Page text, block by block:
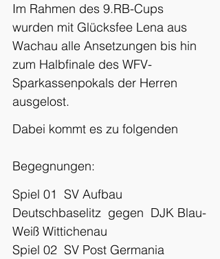
Im Rahmen des 9.RB-Cups
wurden mit Glücksfee Lena aus
Wachau alle Ansetzungen bis hin
zum Halbfinale des WFV-
Sparkassenpokals der Herren
ausgelost.
Dabei kommt es zu folgenden
Begegnungen:
Spiel 01  SV Aufbau
Deutschbaselitz  gegen  DJK Blau-
Weiß Wittichenau
Spiel 02  SV Post Germania